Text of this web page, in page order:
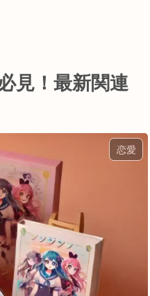
見！最新関連
恋愛